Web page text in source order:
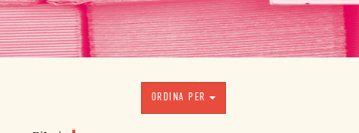
ORDINA PER